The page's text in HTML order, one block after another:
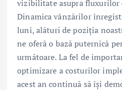
vizibilitate asupra fluxurilor
Dinamica vânzărilor
luni, alături de poziția
ne oferă o bază puternică
următoare. La fel de
optimizare a costurilor
acest an continuă să își